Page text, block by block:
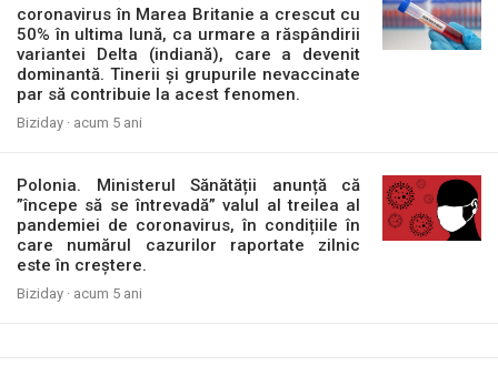
coronavirus în Marea Britanie a crescut cu
50% în ultima lună, ca urmare a răspândirii
variantei Delta (indiană), care a devenit
dominantă. Tinerii și grupurile nevaccinate
par să contribuie la acest fenomen.
Biziday · acum 5 ani
Polonia. Ministerul Sănătății anunță că
”începe să se întrevadă” valul al treilea al
pandemiei de coronavirus, în condițiile în
care numărul cazurilor raportate zilnic
este în creștere.
Biziday · acum 5 ani